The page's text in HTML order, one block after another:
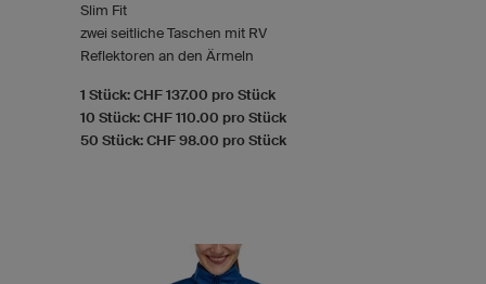
Slim Fit
zwei seitliche Taschen mit RV
Reflektoren an den Ärmeln
1 Stück: CHF 137.00 pro Stück
10 Stück: CHF 110.00 pro Stück
50 Stück: CHF 98.00 pro Stück